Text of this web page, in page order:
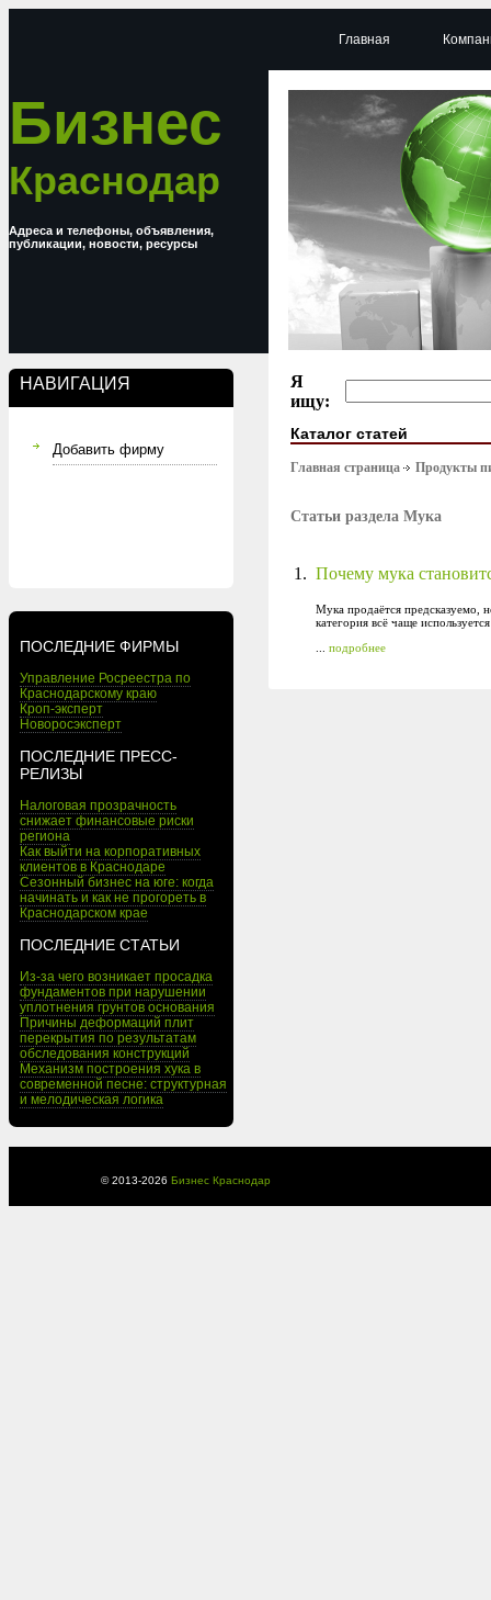
Бизнес
Краснодар
Адреса и телефоны, объявления,
публикации, новости, ресурсы
НАВИГАЦИЯ
Добавить фирму
ПОСЛЕДНИЕ ФИРМЫ
Управление Росреестра по
Краснодарскому краю
Кроп-эксперт
Новоросэксперт
ПОСЛЕДНИЕ ПРЕСС-
РЕЛИЗЫ
Налоговая прозрачность
снижает финансовые риски
региона
Как выйти на корпоративных
клиентов в Краснодаре
Сезонный бизнес на юге: когда
начинать и как не прогореть в
Краснодарском крае
ПОСЛЕДНИЕ СТАТЬИ
Из-за чего возникает просадка
фундаментов при нарушении
уплотнения грунтов основания
Причины деформаций плит
перекрытия по результатам
обследования конструкций
Механизм построения хука в
современной песне: структурная
и мелодическая логика
Главная
Я
ищу:
Каталог статей
Главная страница Продукты
Статьи раздела Мука
1. Почему мука
Мука продаётся предсказуемо,
категория всё чаще
подробнее
© 2013-2026 Бизнес Краснодар